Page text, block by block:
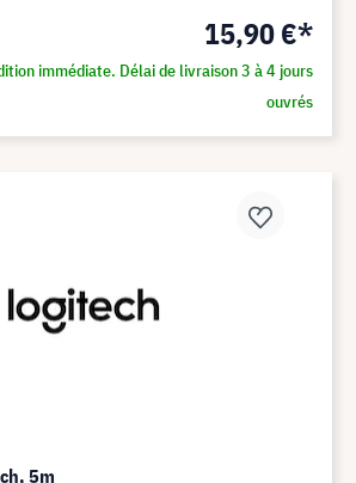
15,90 €*
immédiate. Délai de livraison 3 à 4 jours
ouvrés
5m